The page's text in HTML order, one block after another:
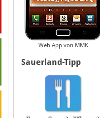
Web App von MMK
Sauerland-Tipp